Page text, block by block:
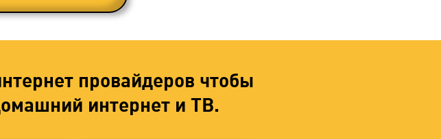
провайдеров чтобы
интернет и ТВ.